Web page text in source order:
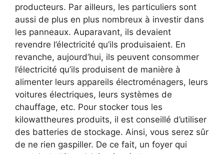
producteurs. Par ailleurs, les particuliers sont
aussi de plus en plus nombreux à investir dans
les panneaux. Auparavant, ils devaient
revendre l’électricité qu’ils produisaient. En
revanche, aujourd’hui, ils peuvent consommer
l’électricité qu’ils produisent de manière à
alimenter leurs appareils électroménagers, leurs
voitures électriques, leurs systèmes de
chauffage, etc. Pour stocker tous les
kilowattheures produits, il est conseillé d’utiliser
des batteries de stockage. Ainsi, vous serez sûr
de ne rien gaspiller. De ce fait, un foyer qui